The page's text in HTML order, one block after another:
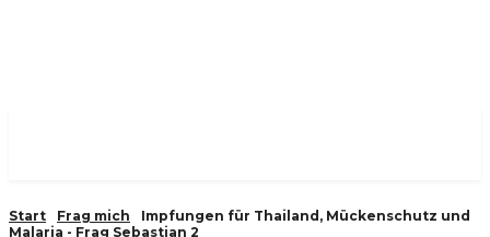
Start Frag mich
Impfungen für Thailand, Mückenschutz und
Malaria - Frag Sebastian 2